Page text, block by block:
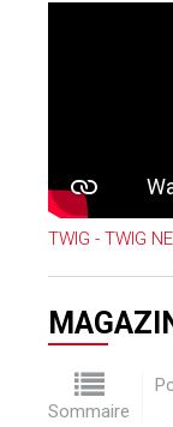
TWIG - TWIG
Sommaire